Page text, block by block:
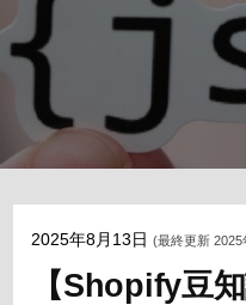
2025年8月13日 (最終更新 2025
【Shopify豆